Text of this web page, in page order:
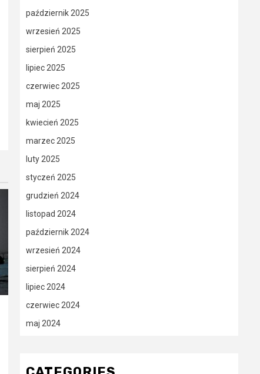
październik 2025
wrzesień 2025
sierpień 2025
lipiec 2025
czerwiec 2025
maj 2025
kwiecień 2025
marzec 2025
luty 2025
styczeń 2025
grudzień 2024
listopad 2024
październik 2024
wrzesień 2024
sierpień 2024
lipiec 2024
czerwiec 2024
maj 2024